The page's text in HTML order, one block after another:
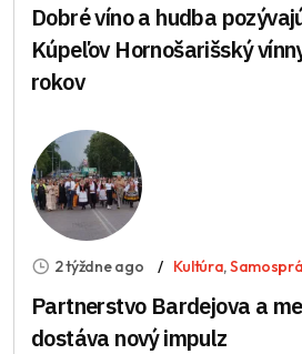
Dobré víno a hudba
Kúpeľov Hornošarišský
rokov
2 týždne ago Kultúra,
Partnerstvo Bardejova a
dostáva nový impulz